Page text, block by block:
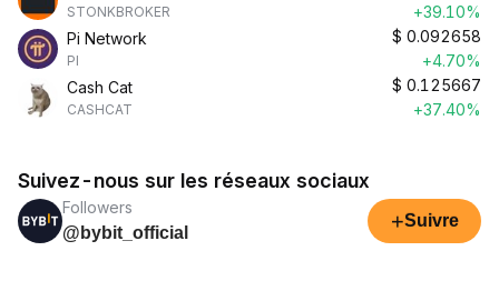
STONKBROKER
+39.10%
Pi Network
PI
$ 0.092658
+4.70%
Cash Cat
CASHCAT
$ 0.125667
+37.40%
Suivez-nous sur les réseaux sociaux
Followers
@bybit_official
+Suivre